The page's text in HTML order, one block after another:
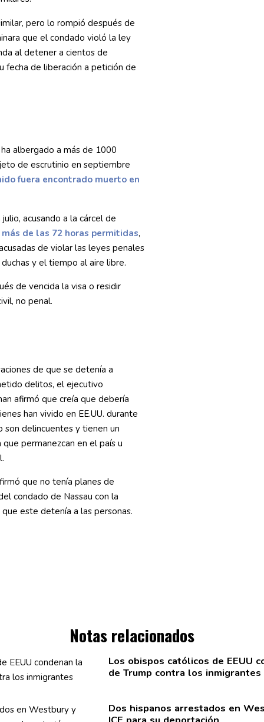
pero lo rompió después de
que el condado violó la ley
al detener a cientos de
fecha de liberación a petición de
albergado a más de 1000
de escrutinio en septiembre
fuera encontrado muerto en
acusando a la cárcel de
de las 72 horas permitidas,
de violar las leyes penales
y el tiempo al aire libre.
de vencida la visa o residir
no penal.
de que se detenía a
delitos, el ejecutivo
afirmó que creía que debería
han vivido en EE.UU. durante
son delincuentes y tienen un
permanezcan en el país u
que no tenía planes de
condado de Nassau con la
este detenía a las personas.
Notas relacionados
Los obispos católicos de EEUU
de Trump contra los inmigrantes
Dos hispanos arrestados en